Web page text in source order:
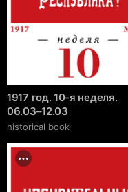
1917 год. 10-я неделя.
06.03–12.03
historical book